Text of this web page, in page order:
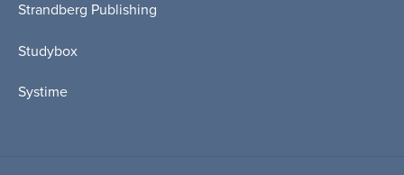
Strandberg Publishing
Studybox
Systime